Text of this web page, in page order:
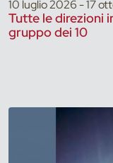
10 luglio 2026 - 17
Tutte le direzioni
gruppo dei 10